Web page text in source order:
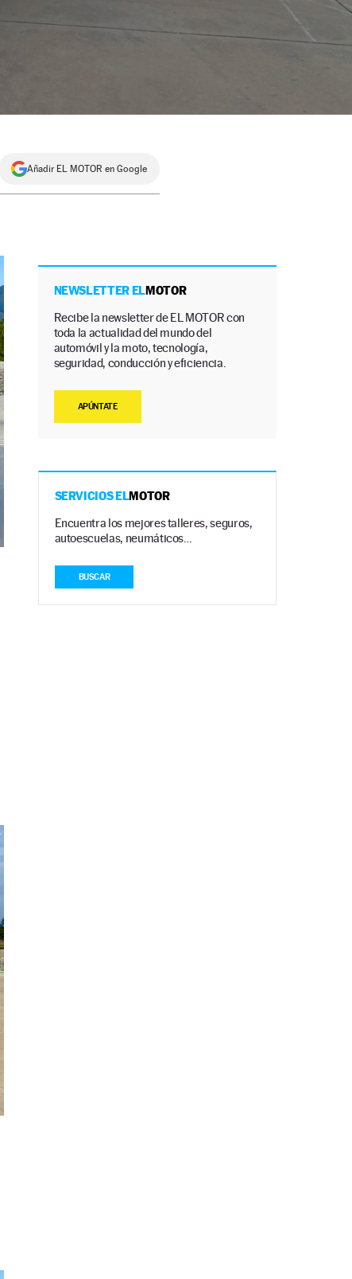
Añadir EL MOTOR en Google
NEWSLETTER ELMOTOR
Recibe la newsletter de EL MOTOR con
toda la actualidad del mundo del
automóvil y la moto, tecnología,
seguridad, conducción y eficiencia.
APÚNTATE
SERVICIOS ELMOTOR
Encuentra los mejores talleres, seguros,
autoescuelas, neumáticos…
BUSCAR